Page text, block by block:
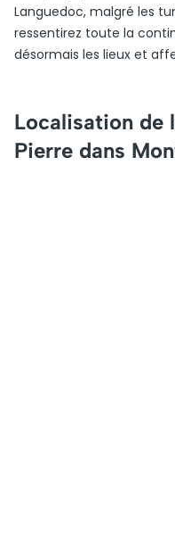
Languedoc, malgré les
ressentirez toute la
désormais les lieux et
Localisation de
Pierre dans